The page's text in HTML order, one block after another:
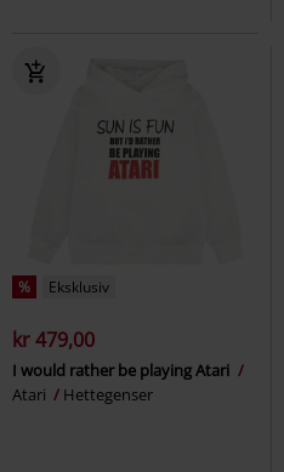
% Eksklusiv
kr 479,00
I would rather be playing Atari
Atari
Hettegenser